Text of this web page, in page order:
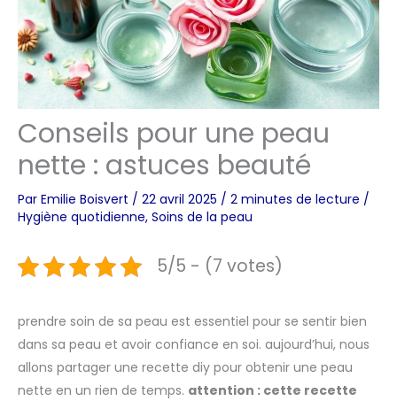
Conseils pour une peau
nette : astuces beauté
Par Emilie Boisvert / 22 avril 2025 / 2 minutes de lecture /
Hygiène quotidienne, Soins de la peau
5/5 - (7 votes)
prendre soin de sa peau est essentiel pour se sentir bien
dans sa peau et avoir confiance en soi. aujourd’hui, nous
allons partager une recette diy pour obtenir une peau
nette en un rien de temps. attention : cette recette